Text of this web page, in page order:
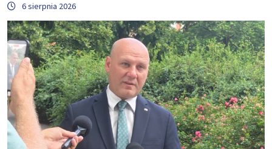
6 sierpnia 2026